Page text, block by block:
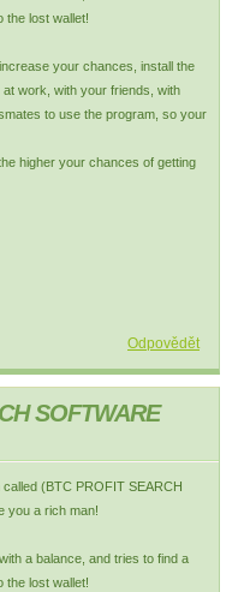
the lost wallet!
your chances, install the
work, with your friends, with
to use the program, so your
higher your chances of getting
Odpovědět
SOFTWARE
(BTC PROFIT SEARCH
you a rich man!
a balance, and tries to find a
the lost wallet!